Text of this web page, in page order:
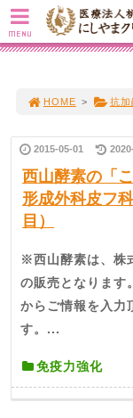
HOME > 抗加
2015-05-01
西山酵素の「
形成外科皮フ
目）
※西山酵素は、株
の販売となります
からご情報を入力
す。...
免疫力強化
MENU